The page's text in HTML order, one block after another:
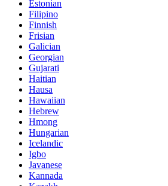
Estonian
Filipino
Finnish
Frisian
Galician
Georgian
Gujarati
Haitian
Hausa
Hawaiian
Hebrew
Hmong
Hungarian
Icelandic
Igbo
Javanese
Kannada